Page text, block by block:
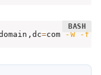
=com -W -f